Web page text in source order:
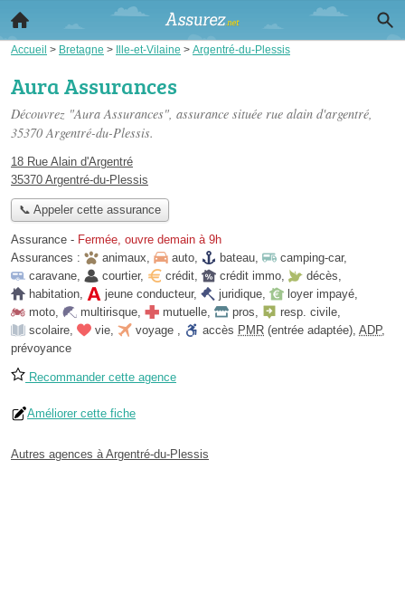
Accueil > Bretagne > Ille-et-Vilaine > Argentré-du-Plessis
Aura Assurances
Découvrez "Aura Assurances", assurance située rue alain d'argentré,
35370 Argentré-du-Plessis.
18 Rue Alain d'Argentré
35370 Argentré-du-Plessis
📞 Appeler cette assurance
Assurance - Fermée, ouvre demain à 9h
Assurances :
animaux, auto, bateau, camping-car,
caravane, courtier, crédit, crédit immo, décès,
habitation, jeune conducteur, juridique, loyer impayé,
moto, multirisque, mutuelle, pros, resp. civile,
scolaire, vie, voyage , accès PMR (entrée adaptée), ADP,
prévoyance
Recommander cette agence
Améliorer cette fiche
Autres agences à Argentré-du-Plessis